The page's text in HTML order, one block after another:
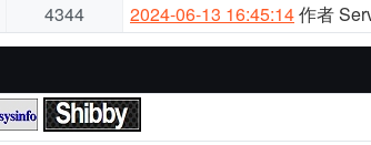
4344 2024-06-13 16:45:14作者